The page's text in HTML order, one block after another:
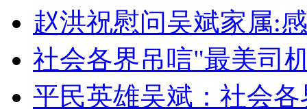
山西运城恶犬咬伤多人 警民合力深夜将其击毙
女孩北京地铁殴打老人 痛下狠手拳打脚踢
赵洪祝慰问吴斌家属:
社会各界吊唁"最美司
平民英雄吴斌：社会